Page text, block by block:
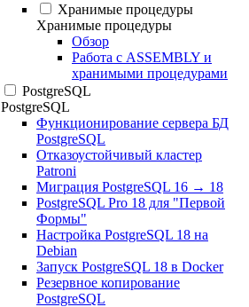
Хранимые процедуры
Хранимые процедуры
Обзор
Работа с ASSEMBLY и
хранимыми процедурами
PostgreSQL
PostgreSQL
Функционирование сервера БД
PostgreSQL
Отказоустойчивый кластер
Patroni
Миграция PostgreSQL 16 → 18
PostgreSQL Pro 18 для "Первой
Формы"
Настройка PostgreSQL 18 на
Debian
Запуск PostgreSQL 18 в Docker
Резервное копирование
PostgreSQL